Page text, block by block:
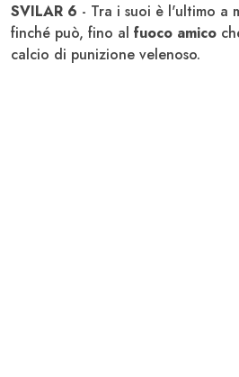
SVILAR 6 - Tra i suoi è l'ultimo a
finché può, fino al fuoco amico
calcio di punizione velenoso.